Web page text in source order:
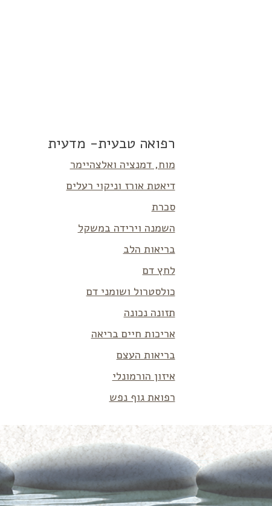
רפואה טבעית- מדעית
מוח, דמנציה ואלצהיימר
דיאטת אורז וניקוי רעלים
סכרת
השמנה וירידה במשקל
בריאות הלב
לחץ דם
כולסטרול ושומני דם
תזונה נכונה
אריכות חיים בריאה
בריאות העצם
איזון הורמונלי
רפואת גוף נפש